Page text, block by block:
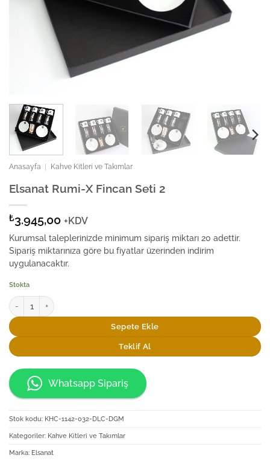
Anasayfa Kahve Kitleri ve Takımlar
Elsanat Rumi-X Fincan Seti 2
₺3.945,00 +KDV
Kurumsal taleplerinizde minimum sipariş miktarı 20 adettir.
Sipariş miktarınıza göre bu fiyatlar üzerinden indirim
uygulanacaktır.
Stokta
Elsanat Rumi-X Fincan Seti 2 adet
Sepete Ekle
Teklif Al
Whatsapp Sipariş
Stok kodu: KHC-1142-032-DLC-DGM
Kategoriler: Kahve Kitleri ve Takımlar
Marka: Elsanat